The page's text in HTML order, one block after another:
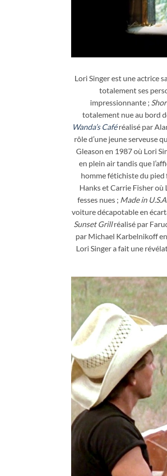
de l'été
Lori Singer est une actrice
totalement ses
impressionnante ;
totalement nue au bord
Wanda’s Caféréalisé par
rôle d’une jeune serveuse
Gleason en 1987 où Lori
en plein air tandis que
homme fétichiste du pied
Hanks et Carrie Fisher où
fesses nues ; Made in
voiture décapotable en
Sunset Grillréalisé par
par Michael Karbelnikoff
Lori Singer a fait une